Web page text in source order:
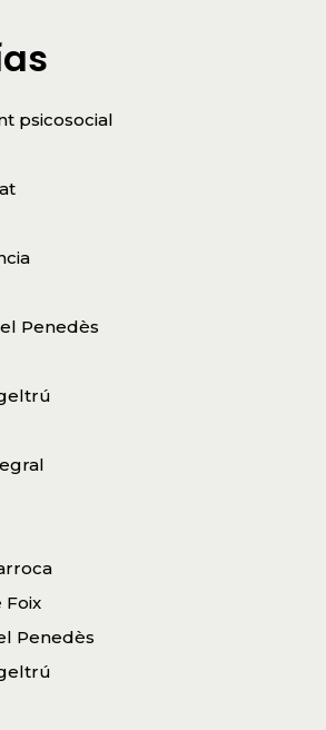
psicosocial
Penedès
Foix
Penedès